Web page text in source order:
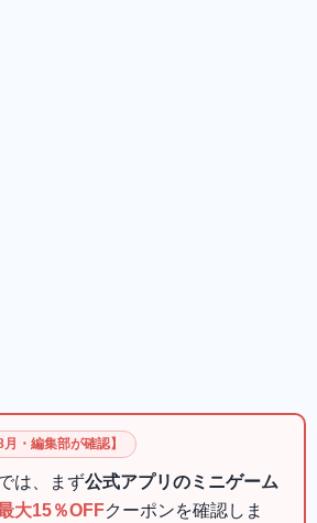
月・編集部が確認】
は、まず公式アプリのミニゲーム
大15％OFFクーポンを確認しま